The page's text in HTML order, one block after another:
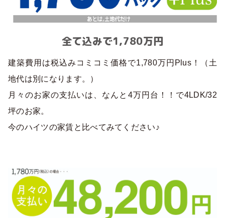
全て込みで1,780万円
建築費用は税込みコミコミ価格で1,780万円Plus！（土
地代は別になります。）
月々のお家の支払いは、なんと4万円台！！で4LDK/32
坪のお家。
今のハイツの家賃と比べてみてください♪